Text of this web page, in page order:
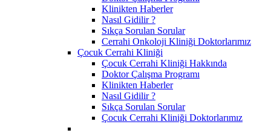
Klinikten Haberler
Nasıl Gidilir ?
Sıkça Sorulan Sorular
Cerrahi Onkoloji Kliniği Doktorlarımız
Çocuk Cerrahi Kliniği
Çocuk Cerrahi Kliniği Hakkında
Doktor Çalışma Programı
Klinikten Haberler
Nasıl Gidilir ?
Sıkça Sorulan Sorular
Çocuk Cerrahi Kliniği Doktorlarımız